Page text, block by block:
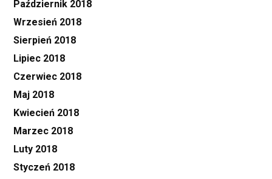
Październik 2018
Wrzesień 2018
Sierpień 2018
Lipiec 2018
Czerwiec 2018
Maj 2018
Kwiecień 2018
Marzec 2018
Luty 2018
Styczeń 2018